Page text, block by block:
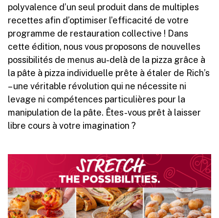
polyvalence d’un seul produit dans de multiples
recettes afin d’optimiser l’efficacité de votre
programme de restauration collective ! Dans
cette édition, nous vous proposons de nouvelles
possibilités de menus au-delà de la pizza grâce à
la pâte à pizza individuelle prête à étaler de Rich’s
– une véritable révolution qui ne nécessite ni
levage ni compétences particulières pour la
manipulation de la pâte. Êtes-vous prêt à laisser
libre cours à votre imagination ?